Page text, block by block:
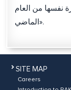
نفسها من العام
الماضي».
SITE MAP
Careers